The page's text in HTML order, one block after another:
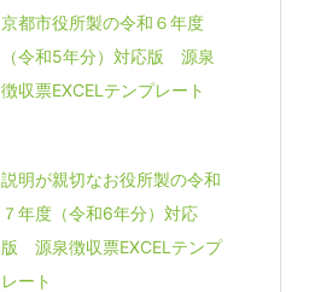
京都市役所製の令和６年度
（令和5年分）対応版 源泉
徴収票EXCELテンプレート
説明が親切なお役所製の令和
７年度（令和6年分）対応
版 源泉徴収票EXCELテンプ
レート